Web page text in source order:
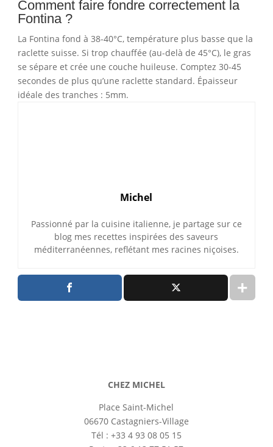
Comment faire fondre correctement la
Fontina ?
La Fontina fond à 38-40°C, température plus basse que la
raclette suisse. Si trop chauffée (au-delà de 45°C), le gras
se sépare et crée une couche huileuse. Comptez 30-45
secondes de plus qu’une raclette standard. Épaisseur
idéale des tranches : 5mm.
Michel
Passionné par la cuisine italienne, je partage sur ce
blog mes recettes inspirées des saveurs
méditerranéennes, reflétant mes racines niçoises.
CHEZ MICHEL
Place Saint-Michel
06670 Castagniers-Village
Tél : +33 4 93 08 05 15